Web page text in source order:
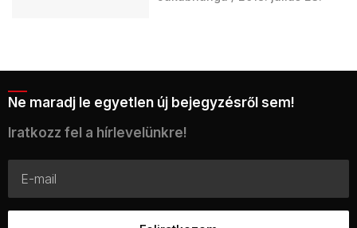
Ne maradj le egyetlen új bejegyzésről sem!
Iratkozz fel a hírlevelünkre!